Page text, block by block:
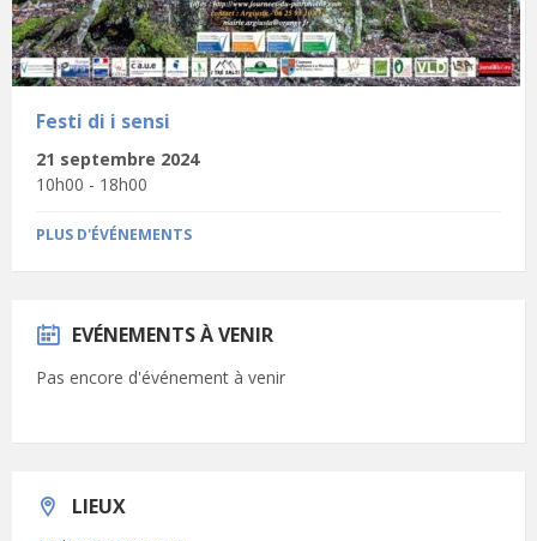
Festi di i sensi
21 septembre 2024
10h00 - 18h00
PLUS D'ÉVÉNEMENTS
EVÉNEMENTS À VENIR
Pas encore d'événement à venir
LIEUX